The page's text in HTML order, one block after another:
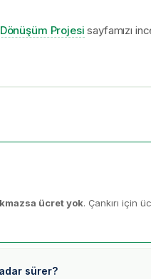
Projesi sayfamızı
ücret yok. Çankırı için
sürer?